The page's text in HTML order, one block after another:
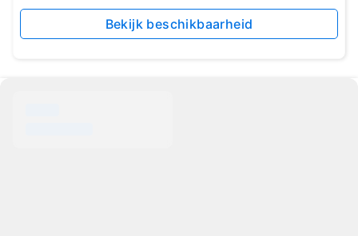
Bekijk beschikbaarheid